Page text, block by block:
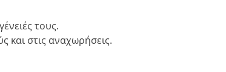
τους.
και στις αναχωρήσεις.